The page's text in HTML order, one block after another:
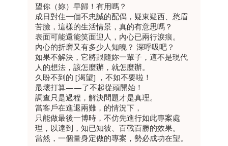
望你（妳）早歸！有用嗎？
成日對住一個不忠誠的配偶，疑東疑西、愁眉
苦臉，這樣的生活情景，真的有意思嗎？
表面可能還能笑面迎人，內心已兩行淚痕。
內心的折磨又有多少人知曉？ 深呼吸吧？
如果不解決，它將跟隨妳一輩子，這不是現代
人的想法，該怎麼辦，就怎麼辦。
久盼不到的 [渴望] ，不如不要啦！
最壞打算——了不起從頭開始！
調查只是過程，解決問題才是真理。
當客戶在進退兩難，的情況下，
只能做最後一博時，不仿先進行如此專案處
理，以達到，知已知彼、百戰百勝的效果。
當然，一個量身定做的專案，勢必成功在望。